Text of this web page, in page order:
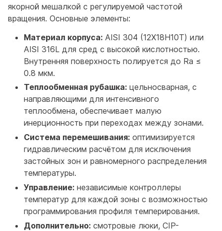
якорной мешалкой с регулируемой частотой
вращения. Основные элементы:
Материал корпуса: AISI 304 (12Х18Н10Т) или
AISI 316L для сред с высокой кислотностью.
Внутренняя поверхность полируется до Ra ≤
0.8 мкм.
Теплообменная рубашка: цельносварная, с
направляющими для интенсивного
теплообмена, обеспечивает малую
инерционность при переходах между зонами.
Система перемешивания: оптимизируется
гидравлическим расчётом для исключения
застойных зон и равномерного распределения
температуры.
Управление: независимые контроллеры
температур для каждой зоны с возможностью
программирования профиля темперирования.
Дополнительно: смотровые люки, CIP-